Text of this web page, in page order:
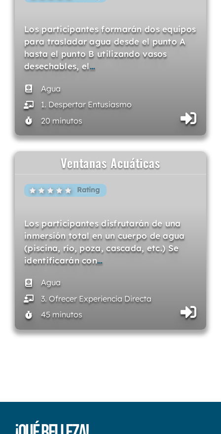
Los participantes formarán dos equipos
para trasladar agua desde el punto A
hasta el punto B utilizando vasos
desechables, el…
Agua
1. Despertar Entusiasmo
20 minutos
Ventanas Acuáticas
Rating
Los participantes disfrutarán de una
inmersión total en un cuerpo de agua
(piscina, río, poza, cascada, etc.) Se
identificarán con…
Agua
3. Ofrecer Experiencia Directa
45 minutos